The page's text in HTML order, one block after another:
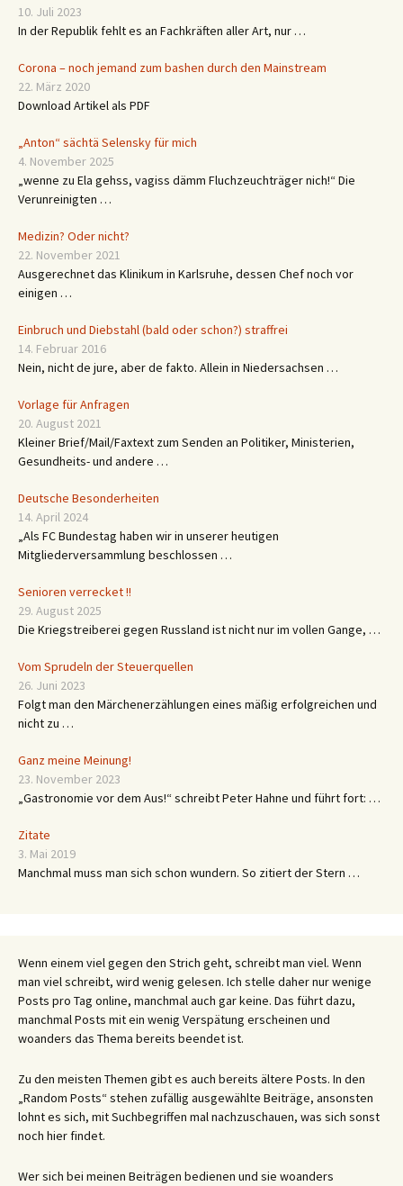
10. Juli 2023
In der Republik fehlt es an Fachkräften aller Art, nur …
Corona – noch jemand zum bashen durch den Mainstream
22. März 2020
Download Artikel als PDF
„Anton“ sächtä Selensky für mich
4. November 2025
„wenne zu Ela gehss, vagiss dämm Fluchzeuchträger nich!“ Die
Verunreinigten …
Medizin? Oder nicht?
22. November 2021
Ausgerechnet das Klinikum in Karlsruhe, dessen Chef noch vor
einigen …
Einbruch und Diebstahl (bald oder schon?) straffrei
14. Februar 2016
Nein, nicht de jure, aber de fakto. Allein in Niedersachsen …
Vorlage für Anfragen
20. August 2021
Kleiner Brief/Mail/Faxtext zum Senden an Politiker, Ministerien,
Gesundheits- und andere …
Deutsche Besonderheiten
14. April 2024
„Als FC Bundestag haben wir in unserer heutigen
Mitgliederversammlung beschlossen …
Senioren verrecket !!
29. August 2025
Die Kriegstreiberei gegen Russland ist nicht nur im vollen Gange, …
Vom Sprudeln der Steuerquellen
26. Juni 2023
Folgt man den Märchenerzählungen eines mäßig erfolgreichen und
nicht zu …
Ganz meine Meinung!
23. November 2023
„Gastronomie vor dem Aus!“ schreibt Peter Hahne und führt fort: …
Zitate
3. Mai 2019
Manchmal muss man sich schon wundern. So zitiert der Stern …
Wenn einem viel gegen den Strich geht, schreibt man viel. Wenn
man viel schreibt, wird wenig gelesen. Ich stelle daher nur wenige
Posts pro Tag online, manchmal auch gar keine. Das führt dazu,
manchmal Posts mit ein wenig Verspätung erscheinen und
woanders das Thema bereits beendet ist.
Zu den meisten Themen gibt es auch bereits ältere Posts. In den
„Random Posts“ stehen zufällig ausgewählte Beiträge, ansonsten
lohnt es sich, mit Suchbegriffen mal nachzuschauen, was sich sonst
noch hier findet.
Wer sich bei meinen Beiträgen bedienen und sie woanders